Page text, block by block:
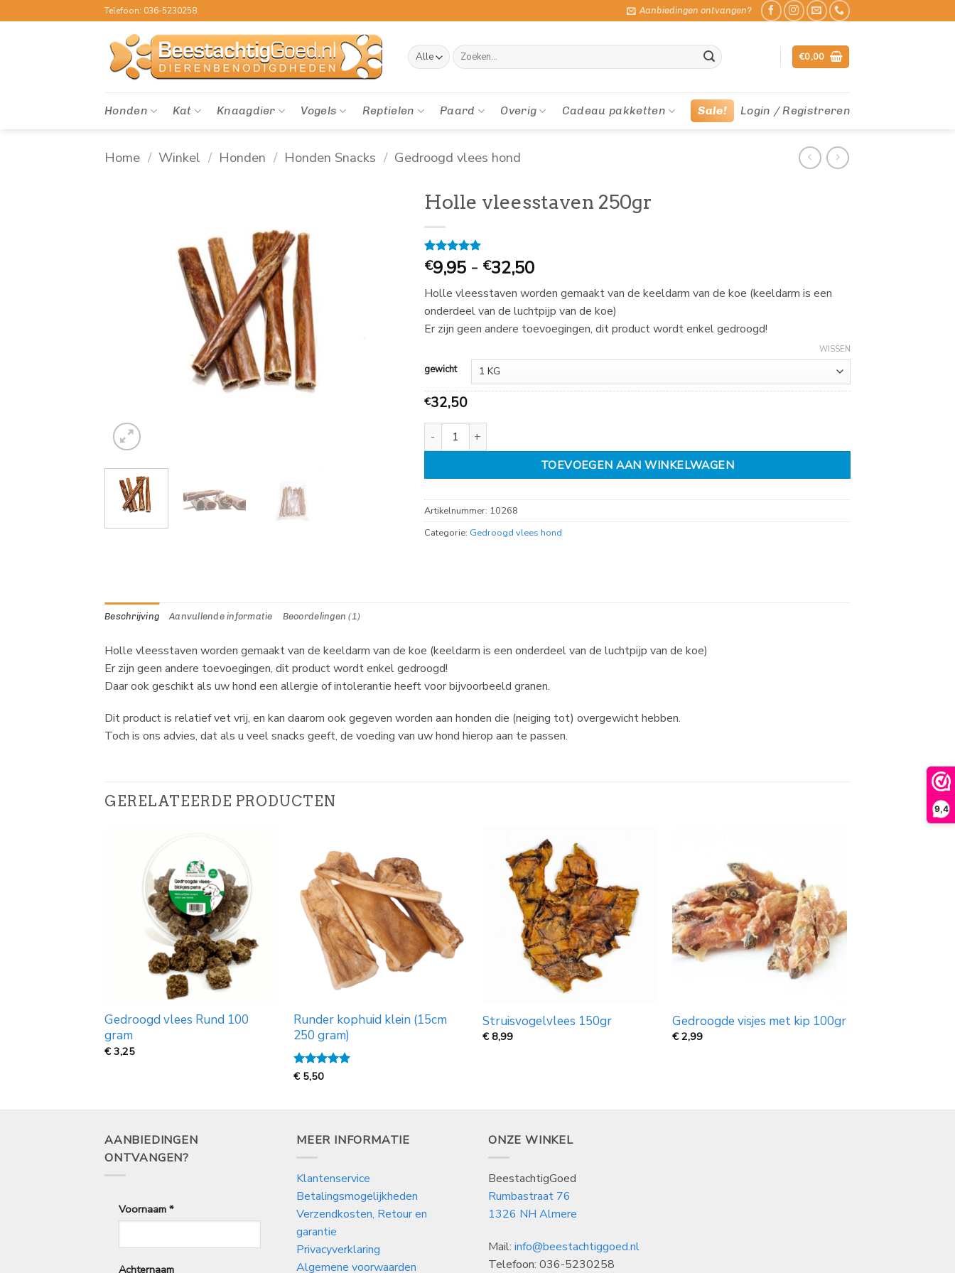
9,4
naar
Telefoon: 036-5230258 Aanbiedingen ontvangen?
Zoeken
naar:
€0,00
Honden Kat Knaagdier Vogels Reptielen Paard Overig Cadeau pakketten Sale! Login / Registreren
Home / Winkel / Honden / Honden Snacks / Gedroogd vlees hond
Holle vleesstaven 250gr
Gewaardeerd
5op 5
op
1
klantbeoordeling
€9,95 - €32,50Prijsklasse:
€
9,95
tot
€
Holle vleesstaven worden gemaakt van de keeldarm van de koe (keeldarm is een
onderdeel van de luchtpijp van de koe)
Er zijn geen andere toevoegingen, dit product wordt enkel gedroogd!
gewicht
WISSEN
€32,50
Holle vleesstaven 250gr aantal
TOEVOEGEN AAN WINKELWAGEN
Artikelnummer: 10268
Categorie: Gedroogd vlees hond
Beschrijving Aanvullende informatie Beoordelingen (1)
Holle vleesstaven worden gemaakt van de keeldarm van de koe (keeldarm is een onderdeel van de luchtpijp van de koe)
Er zijn geen andere toevoegingen, dit product wordt enkel gedroogd!
Daar ook geschikt als uw hond een allergie of intolerantie heeft voor bijvoorbeeld granen.
Dit product is relatief vet vrij, en kan daarom ook gegeven worden aan honden die (neiging tot) overgewicht hebben.
Toch is ons advies, dat als u veel snacks geeft, de voeding van uw hond hierop aan te passen.
GERELATEERDE PRODUCTEN
Gedroogd vlees Rund 100
gram
€ 3,25
Runder kophuid klein (15cm
250 gram)
Gewaardeerd
€ 5,50
Struisvogelvlees 150gr
€8,99
Gedroogde visjes met kip 100gr
€ 2,99
AANBIEDINGEN
ONTVANGEN?
Voornaam *
Achternaam
MEER INFORMATIE
Klantenservice
Betalingsmogelijkheden
Verzendkosten, Retour en
garantie
Privacyverklaring
Algemene voorwaarden
ONZE WINKEL
BeestachtigGoed
Rumbastraat 76
1326 NH Almere
Mail: info@beestachtiggoed.nl
Telefoon: 036-5230258